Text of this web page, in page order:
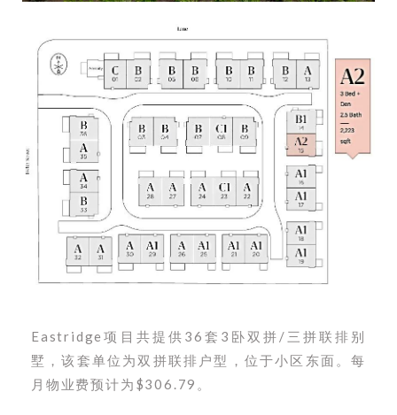
Eastridge项目共提供36套3卧双拼/三拼联排别
墅，该套单位为双拼联排户型，位于小区东面。每
月物业费预计为$306.79。